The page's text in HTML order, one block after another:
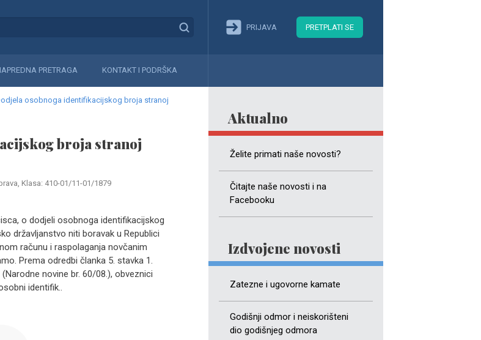
PRIJAVA PRETPLATI SE
PRETRAGA KONTAKT I PODRŠKA
Aktualno
Želite primati naše novosti?
Čitajte naše novosti i na
Facebooku
Izdvojene novosti
Zatezne i ugovorne kamate
Godišnji odmor i neiskorišteni
dio godišnjeg odmora
osobnoga identifikacijskog broja stranoj
broja stranoj
Klasa: 410-01/11-01/1879
o dodjeli osobnoga identifikacijskog
državljanstvo niti boravak u Republici
računu i raspolaganja novčanim
Prema odredbi članka 5. stavka 1.
novine br. 60/08.), obveznici
identifik..